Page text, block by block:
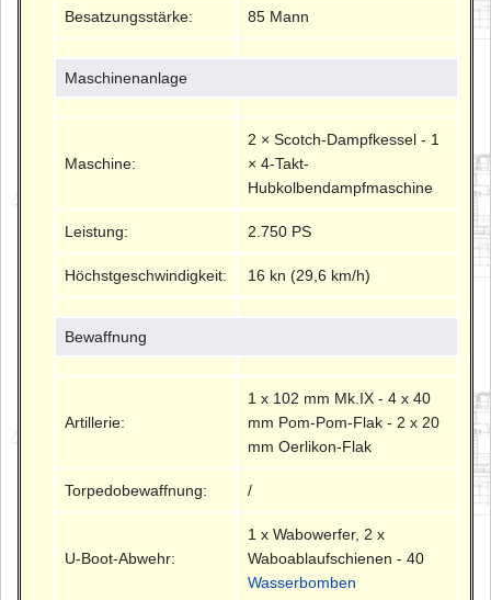
Besatzungsstärke: 85 Mann
Maschinenanlage
Maschine:
2 × Scotch-Dampfkessel - 1
× 4-Takt-
Hubkolbendampfmaschine
Leistung: 2.750 PS
Höchstgeschwindigkeit: 16 kn (29,6 km/h)
Bewaffnung
Artillerie:
1 x 102 mm Mk.IX - 4 x 40
mm Pom-Pom-Flak - 2 x 20
mm Oerlikon-Flak
Torpedobewaffnung: /
U-Boot-Abwehr:
1 x Wabowerfer, 2 x
Waboablaufschienen - 40
Wasserbomben